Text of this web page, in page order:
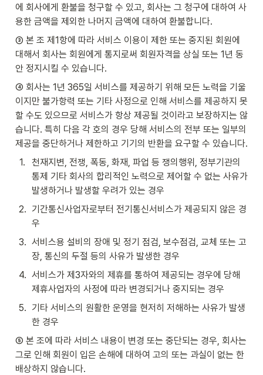
에 회사에게 환불을 청구할 수 있고, 회사는 그 청구에 대하여 사
용한 금액을 제외한 나머지 금액에 대하여 환불합니다.
③ 본 조 제1항에 따라 서비스 이용이 제한 또는 중지된 회원에
대해서 회사는 회원에게 통지로써 회원자격을 상실 또는 1년 동
안 정지시킬 수 있습니다.
④ 회사는 1년 365일 서비스를 제공하기 위해 모든 노력을 기울
이지만 불가항력 또는 기타 사정으로 인해 서비스를 제공하지 못
할 수도 있으므로 서비스가 항상 제공될 것이라고 보장하지는 않
습니다. 특히 다음 각 호의 경우 당해 서비스의 전부 또는 일부의
제공을 중단하거나 제한하고 기기의 반환을 요구할 수 있습니다.
1.
천재지변, 전쟁, 폭동, 화재, 파업 등 쟁의행위, 정부기관의
통제 기타 회사의 합리적인 노력으로 제어할 수 없는 사유가
발생하거나 발생할 우려가 있는 경우
2. 기간통신사업자로부터 전기통신서비스가 제공되지 않은 경
우
3. 서비스용 설비의 장애 및 정기 점검, 보수점검, 교체 또는 고
장, 통신의 두절 등의 사유가 발생한 경우
4. 서비스가 제3자와의 제휴를 통하여 제공되는 경우에 당해
제휴사업자의 사정에 따라 변경되거나 중지되는 경우
5. 기타 서비스의 원활한 운영을 현저히 저해하는 사유가 발생
한 경우
⑤ 본 조에 따라 서비스 내용이 변경 또는 중단되는 경우, 회사는
그로 인해 회원이 입은 손해에 대하여 고의 또는 과실이 없는 한
배상하지 않습니다.